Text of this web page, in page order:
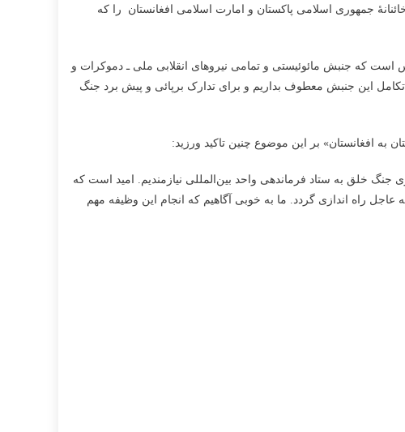
جمهوری اسلامی پاکستان و امارت اسلامی افغانستان را که
است که جنبش مائوئیستی و تمامی نیروهای انقلابی ملی ـ دموکرات و
این جنبش معطوف بداریم و برای تدارک برپائی و پیش برد جنگ
جنگ خلق به ستاد فرماندهی واحد بین‌المللی نیازمندیم. امید است که
راه اندازی گردد. ما به خوبی آگاهیم که انجام این وظیفه مهم